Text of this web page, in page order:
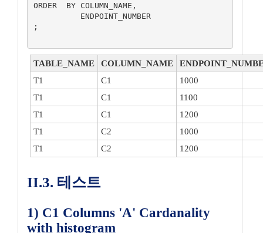
ORDER  BY COLUMN_NAME,
;
TABLE_NAME COLUMN_NAME
T1
C1
1000
T1
C1
1100
T1
C1
1200
T1
C2
1000
T1
C2 1200
II.3. 테스트
1) C1 Columns 'A' Cardanality
with histogram